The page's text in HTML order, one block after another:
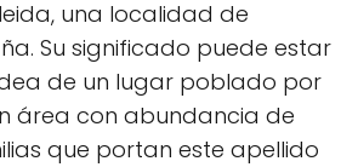
una localidad de
Su significado puede estar
de un lugar poblado por
área con abundancia de
que portan este apellido